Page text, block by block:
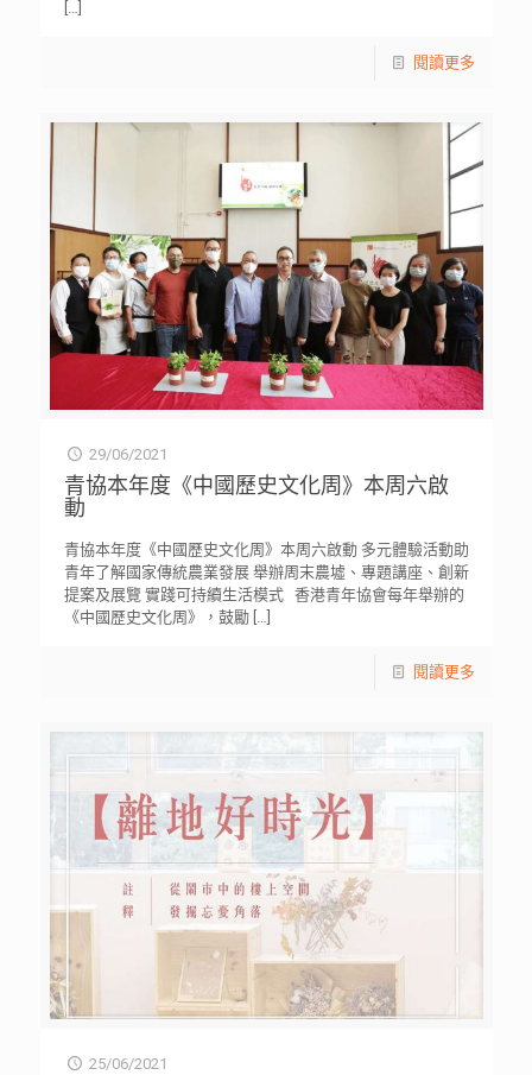
[…]
閱讀更多
29/06/2021
青協本年度《中國歷史文化周》本周六啟
動
青協本年度《中國歷史文化周》本周六啟動 多元體驗活動助
青年了解國家傳統農業發展 舉辦周末農墟、專題講座、創新
提案及展覽 實踐可持續生活模式 香港青年協會每年舉辦的
《中國歷史文化周》，鼓勵[…]
閱讀更多
25/06/2021